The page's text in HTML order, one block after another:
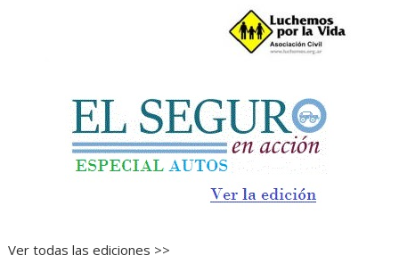
Ver todas las ediciones >>